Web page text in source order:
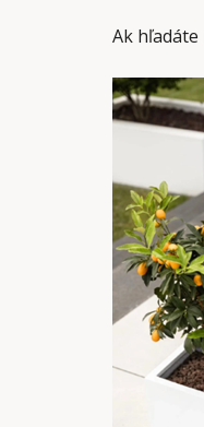
Ak